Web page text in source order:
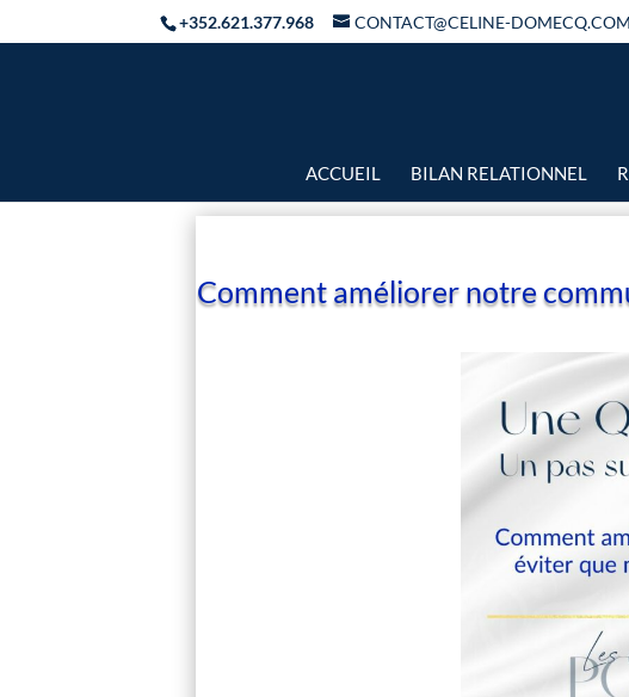
+352.621.377.968 CONTACT@CELINE-DOMECQ.COM
ACCUEIL BILAN RELATIONNEL
Comment améliorer notre